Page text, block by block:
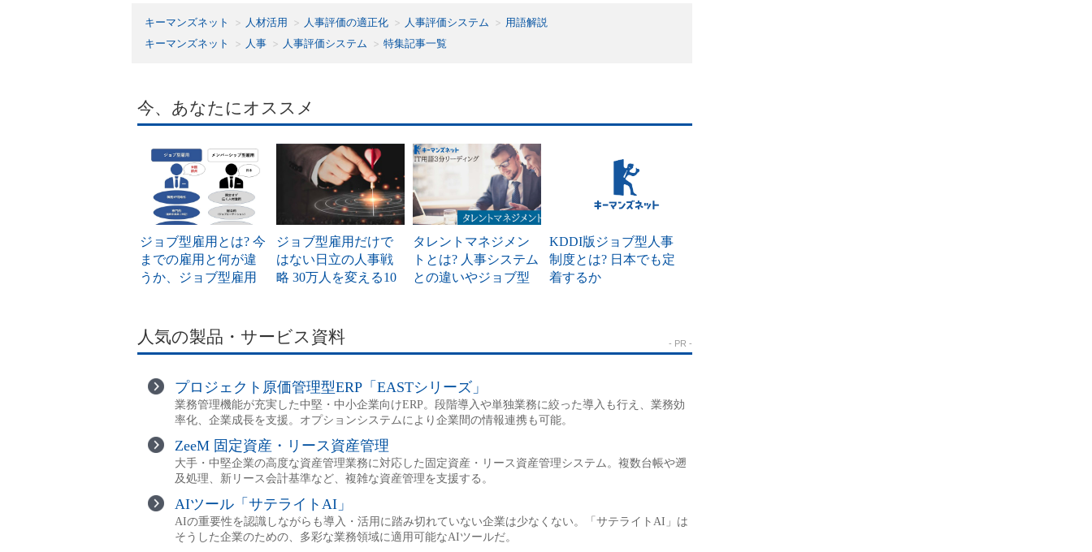
キーマンズネット 人材活用 人事評価の適正化 人事評価システム
用語解説
キーマンズネット
人事 人事評価システム 特集記事一覧